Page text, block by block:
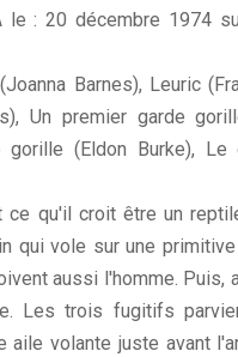
le : 20 décembre 1974
Barnes), Leuric
Un premier garde
gorille (Eldon Burke), Le
ce qu'il croit être un
qui vole sur une
aussi l'homme. Puis,
Les trois fugitifs
aile volante juste avant